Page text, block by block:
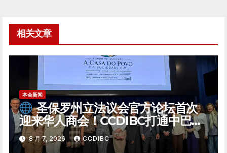
航
相关文章
本会新闻
圣保罗州立法议会官方论坛首次
迎来华人商会！CCDIBC打通中巴政
企对话「高速通道」
8 月 7, 2026 CCDIBC